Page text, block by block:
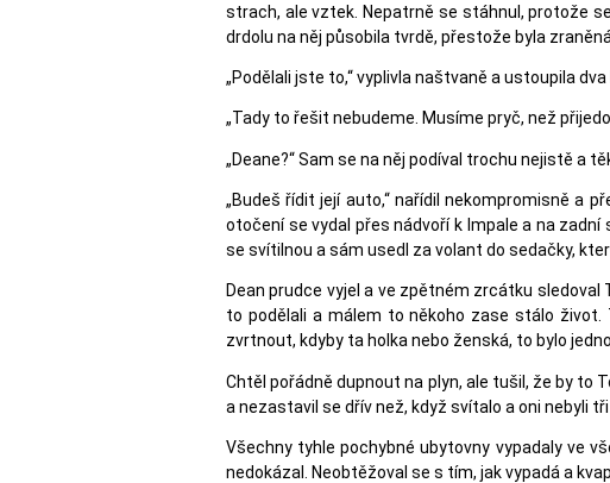
strach, ale vztek. Nepatrně se stáhnul, protože
drdolu na něj působila tvrdě, přestože byla zraněná.
„Podělali jste to,“ vyplivla naštvaně a ustoupila
„Tady to řešit nebudeme. Musíme pryč, než
„Deane?“ Sam se na něj podíval trochu nejistě a
„Budeš řídit její auto,“ nařídil nekompromisně a
otočení se vydal přes nádvoří k Impale a na
se svítilnou a sám usedl za volant do sedačky,
Dean prudce vyjel a ve zpětném zrcátku
to podělali a málem to někoho zase stálo
zvrtnout, kdyby ta holka nebo ženská, to bylo
Chtěl pořádně dupnout na plyn, ale tušil, že by to
a nezastavil se dřív než, když svítalo a oni nebyli
Všechny tyhle pochybné ubytovny vypadaly ve
nedokázal. Neobtěžoval se s tím, jak vypadá a